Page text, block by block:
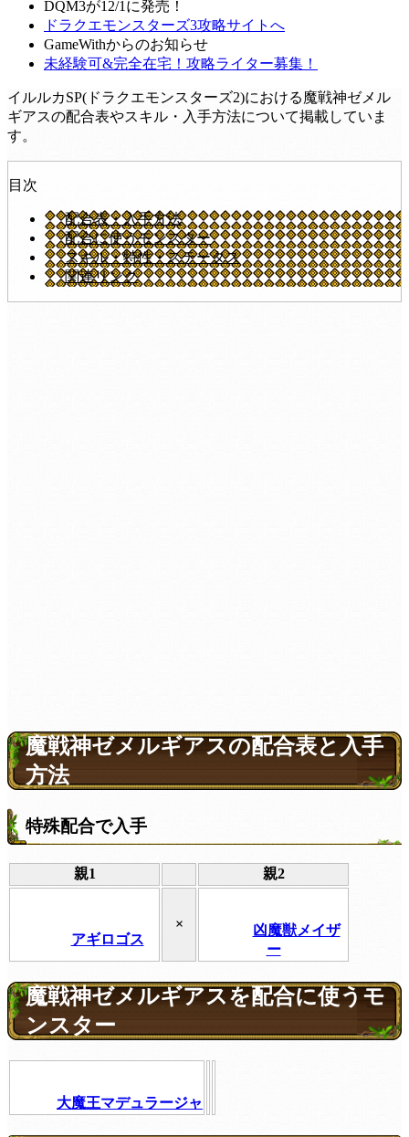
DQM3が12/1に発売！
ドラクエモンスターズ3攻略サイトへ
GameWithからのお知らせ
未経験可&完全在宅！攻略ライター募集！
イルルカSP(ドラクエモンスターズ2)における魔戦神ゼメル
ギアスの配合表やスキル・入手方法について掲載していま
す。
目次
配合表・入手方法
配合に使うモンスター
スキル・特性・ステータス
関連リンク
魔戦神ゼメルギアスの配合表と入手
方法
特殊配合で入手
親1 親2
アギロゴス
×
凶魔獣メイザ
ー
魔戦神ゼメルギアスを配合に使うモ
ンスター
大魔王マデュラージャ